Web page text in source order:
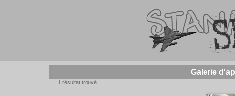
Galerie
. . . 1 résultat trouvé . . .